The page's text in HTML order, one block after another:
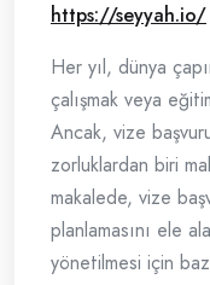
https://seyyah.io/
Her yıl, dünya
çalışmak veya
Ancak, vize
zorluklardan biri
makalede, vize
planlamasını ele
yönetilmesi için